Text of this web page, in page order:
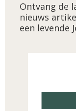
Ontvang de
nieuws
een levende